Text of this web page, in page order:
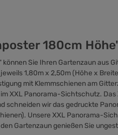
180cm
Sie Ihren Gartenzaun
1,80m x 2,50m (Höhe x
mit Klemmschienen am
XXL Panorama-Sichtschutz.
wir das gedruckte
Unsere XXL Panorama-
Gartenzaun genießen Sie